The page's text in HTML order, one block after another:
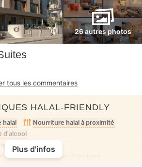
26 autres photos
tous les commentaires
HALAL-FRIENDLY
halal
Nourriture halal à proximité
d'alcool
de bain modeste
à buse
• Dans toutes chambres
Plus d'infos